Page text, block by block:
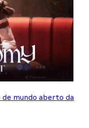
de mundo aberto da